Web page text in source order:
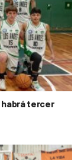
habrá tercer